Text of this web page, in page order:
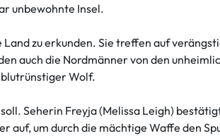
unbewohnte Insel.
zu erkunden. Sie treffen auf
auch die Nordmänner von den
Wolf.
Seherin Freyja (Melissa Leigh)
auf, um durch die mächtige Waffe den